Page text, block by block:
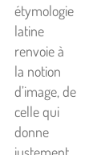
étymologie
latine
renvoie à
la notion
d’image, de
celle qui
donne